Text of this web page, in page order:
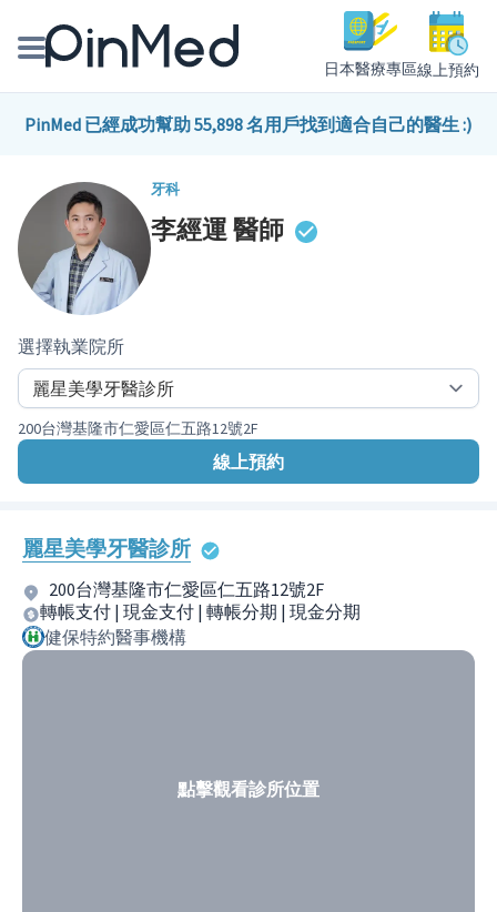
日本醫療專區線上預約
線上預約醫師、院所
醫師專欄專訪
健康主題館
PinMed 已經成功幫助 55,898 名用戶找到適合自己的醫生 :)
牙科
李經運醫師
選擇執業院所
200台灣基隆市仁愛區仁五路12號2F
線上預約
麗星美學牙醫診所
200台灣基隆市仁愛區仁五路12號2F
轉帳支付 | 現金支付 | 轉帳分期 | 現金分期
健保特約醫事機構
點擊觀看診所位置